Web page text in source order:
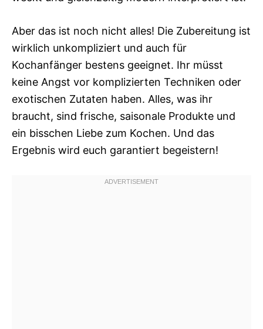
Aber das ist noch nicht alles! Die Zubereitung ist
wirklich unkompliziert und auch für
Kochanfänger bestens geeignet. Ihr müsst
keine Angst vor komplizierten Techniken oder
exotischen Zutaten haben. Alles, was ihr
braucht, sind frische, saisonale Produkte und
ein bisschen Liebe zum Kochen. Und das
Ergebnis wird euch garantiert begeistern!